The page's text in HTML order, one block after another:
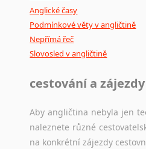
Anglické časy
Podmínkové věty v angličtině
Nepřímá řeč
Slovosled v angličtině
cestování a
Aby angličtina nebyla jen
naleznete různé
na konkrétní zájezdy